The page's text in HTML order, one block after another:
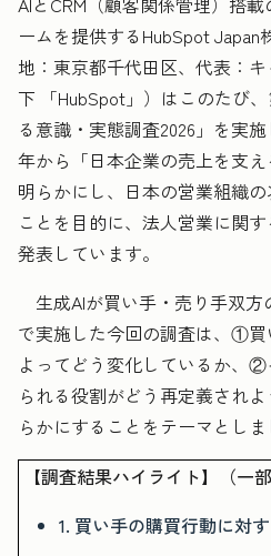
ームを提供するHubSpot
地：東京都千代田区、代表：
下 「HubSpot」）はこのたび
る意識・実態調査2026」を実
年から「日本企業の売上を支
明らかにし、日本の営業組織の
ことを目的に、法人営業に関
発表しています。
生成AIが買い手・売り手双
で実施した今回の調査は、①買
よってどう変化しているか、
られる役割がどう再定義され
らかにすることをテーマとしま
【調査結果ハイライト】（一部
1. 買い手の購買行動に対